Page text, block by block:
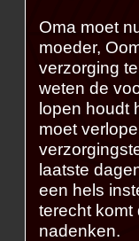
Oma moet
moeder,
verzorging
weten de
lopen houdt
moet
laatste
een hels
terecht komt
nadenken.